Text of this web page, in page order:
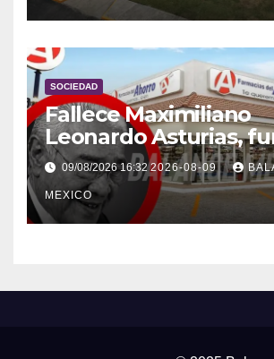
SOCIEDAD
Fallece Maximiliano
Leonardo Asturias,
de Farmacias del
09/08/2026 16:322026-08-09
MEXICO